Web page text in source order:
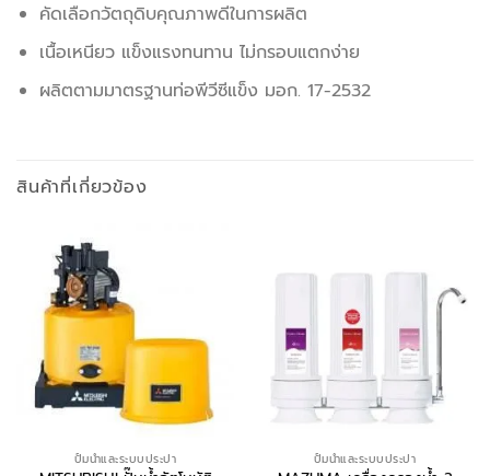
คัดเลือกวัตถุดิบคุณภาพดีในการผลิต
เนื้อเหนียว แข็งแรงทนทาน ไม่กรอบแตกง่าย
ผลิตตามมาตรฐานท่อพีวีซีแข็ง มอก. 17-2532
สินค้าที่เกี่ยวข้อง
ปั้มน้ำและระบบประปา ปั้มน้ำและระบบประปา